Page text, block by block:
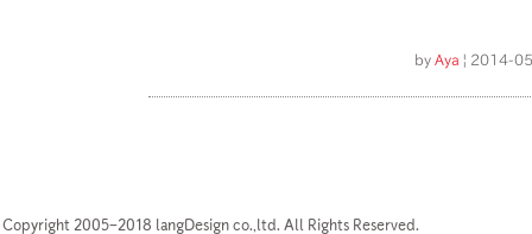
by Aya | 2014-
Copyright 2005–2018 langDesign co.,ltd. All Rights Reserved.